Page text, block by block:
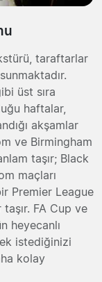
taraftarlar
üst sıra
haftalar,
akşamlar
ve Birmingham
taşır; Black
maçları
Premier League
FA Cup ve
heyecanlı
istediğinizi
kolay